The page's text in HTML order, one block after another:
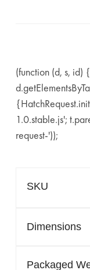
(function (d, s, id)
1.0.stable.js';
request-'));
SKU
Dimensions
Packaged